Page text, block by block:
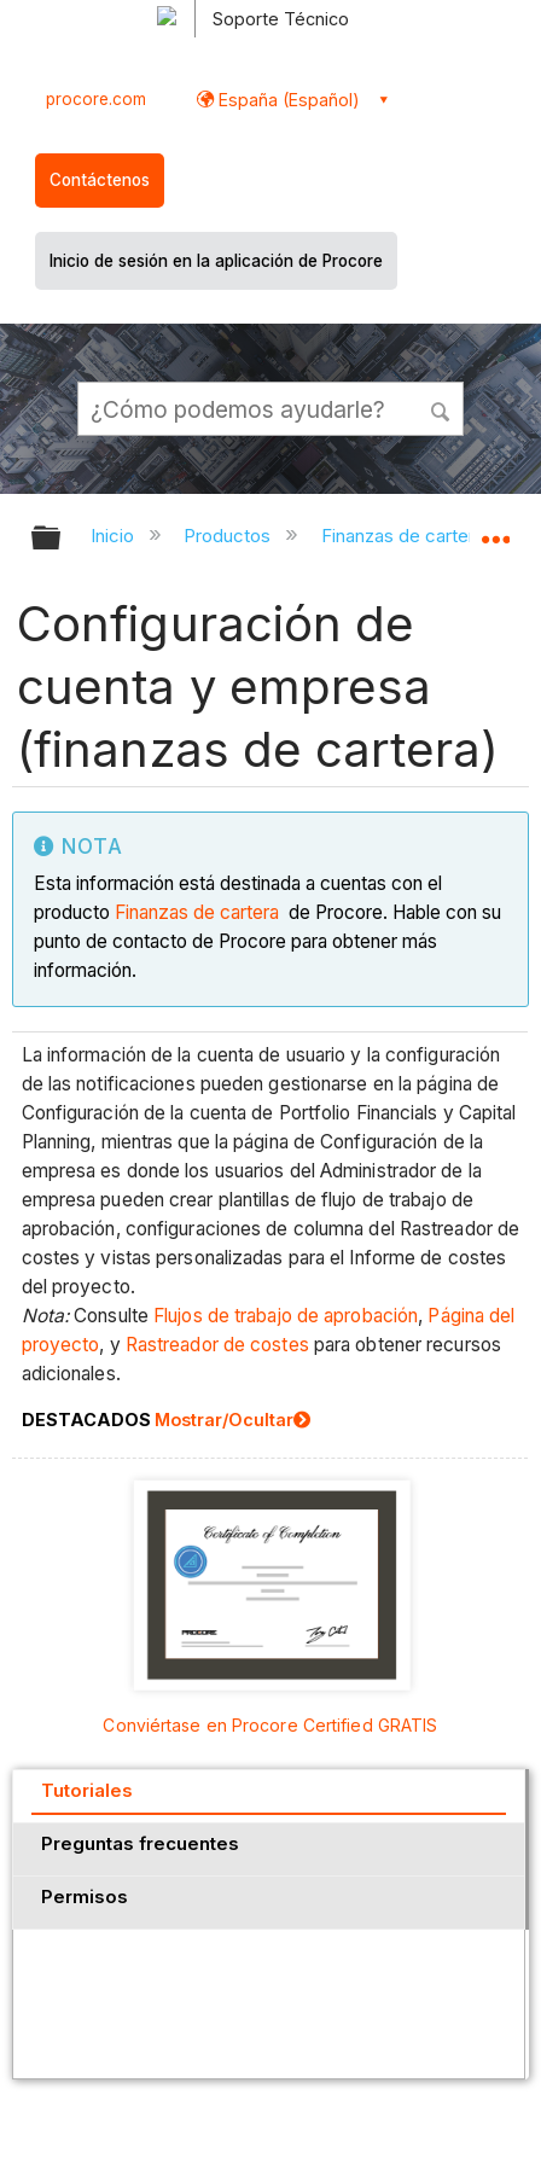
Soporte Técnico
procore.com España (Español)
Contáctenos
Inicio de sesión en la aplicación de Procore
Expandir/contraer jerarquía global
Inicio Productos Finanzas de cartera y
Configuración de
cuenta y empresa
(finanzas de cartera)
NOTA
Esta información está destinada a cuentas con el
producto Finanzas de cartera de Procore. Hable con su
punto de contacto de Procore para obtener más
información.
La información de la cuenta de usuario y la configuración
de las notificaciones pueden gestionarse en la página de
Configuración de la cuenta de Portfolio Financials y Capital
Planning, mientras que la página de Configuración de la
empresa es donde los usuarios del Administrador de la
empresa pueden crear plantillas de flujo de trabajo de
aprobación, configuraciones de columna del Rastreador de
costes y vistas personalizadas para el Informe de costes
del proyecto.
Nota:Consulte Flujos de trabajo de aprobación, Página del
proyecto, y Rastreador de costes para obtener recursos
adicionales.
DESTACADOS Mostrar/Ocultar
Conviértase en Procore Certified GRATIS
Tutoriales
Preguntas frecuentes
Permisos